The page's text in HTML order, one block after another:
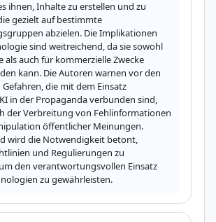
ihnen, Inhalte zu erstellen und zu
gezielt auf bestimmte
abzielen. Die Implikationen
sind weitreichend, da sie sowohl
als auch für kommerzielle Zwecke
kann. Die Autoren warnen vor den
die mit dem Einsatz
in der Propaganda verbunden sind,
der Verbreitung von Fehlinformationen
öffentlicher Meinungen.
wird die Notwendigkeit betont,
und Regulierungen zu
den verantwortungsvollen Einsatz
zu gewährleisten.